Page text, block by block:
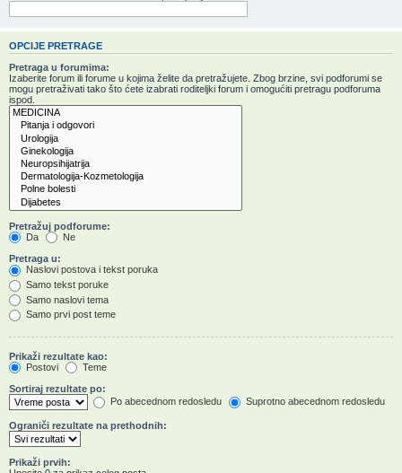
OPCIJE PRETRAGE
Pretraga u forumima:
Izaberite forum ili forume u kojima želite da pretražujete. Zbog brzine, svi podforumi se
mogu pretraživati tako što ćete izabrati roditeljki forum i omogućiti pretragu podforuma
ispod.
Pretražuj podforume:
Da
Ne
Pretraga u:
Naslovi postova i tekst poruka
Samo tekst poruke
Samo naslovi tema
Samo prvi post teme
Prikaži rezultate kao:
Postovi
Teme
Sortiraj rezultate po:
Po abecednom redosledu
Suprotno abecednom redosledu
Ograniči rezultate na prethodnih:
Prikaži prvih: